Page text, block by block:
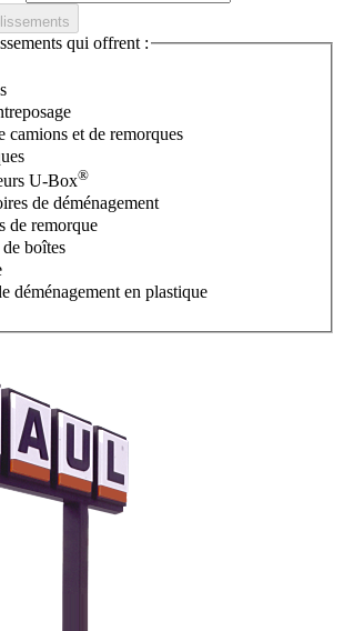
qui offrent :
camions et de remorques
U-Box®
de déménagement
de remorque
boîtes
déménagement en plastique